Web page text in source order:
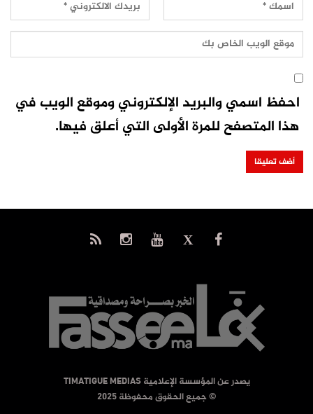
احفظ اسمي والبريد الإلكتروني وموقع الويب في
هذا المتصفح للمرة الأولى التي أعلق فيها.
يصدر عن المؤسسة الإعلامية TIMATIGUE MEDIAS
© جميع الحقوق محفوظة 2025